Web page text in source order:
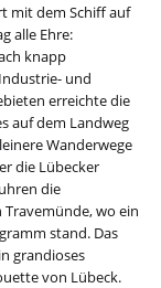
mit dem Schiff auf
alle Ehre:
knapp
und
erreichte die
auf dem Landweg
Wanderwege
die Lübecker
die
Travemünde, wo ein
stand. Das
grandioses
von Lübeck.